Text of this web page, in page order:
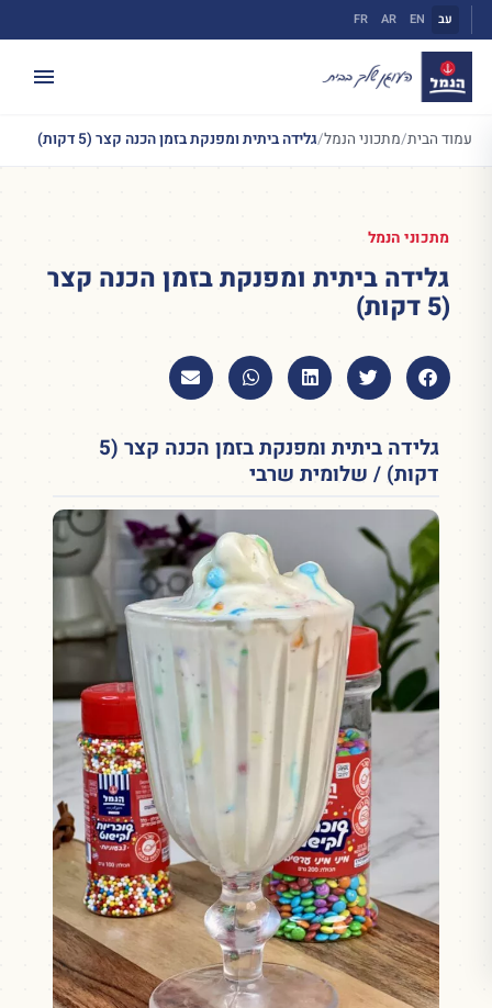
לתוכן
עב EN
AR
FR
עמוד הבית/מתכוני הנמל/גלידה ביתית ומפנקת בזמן הכנה קצר (5 דקות)
מתכוני הנמל
גלידה ביתית ומפנקת בזמן הכנה קצר
(5 דקות)
גלידה ביתית ומפנקת בזמן הכנה קצר (5
דקות) / שלומית שרבי